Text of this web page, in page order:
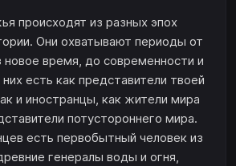
происходят из разных эпох
Они охватывают периоды от
новое время, до современности и
есть как представители твоей
и иностранцы, как жители мира
потустороннего мира.
есть первобытный человек из
генералы воды и огня,